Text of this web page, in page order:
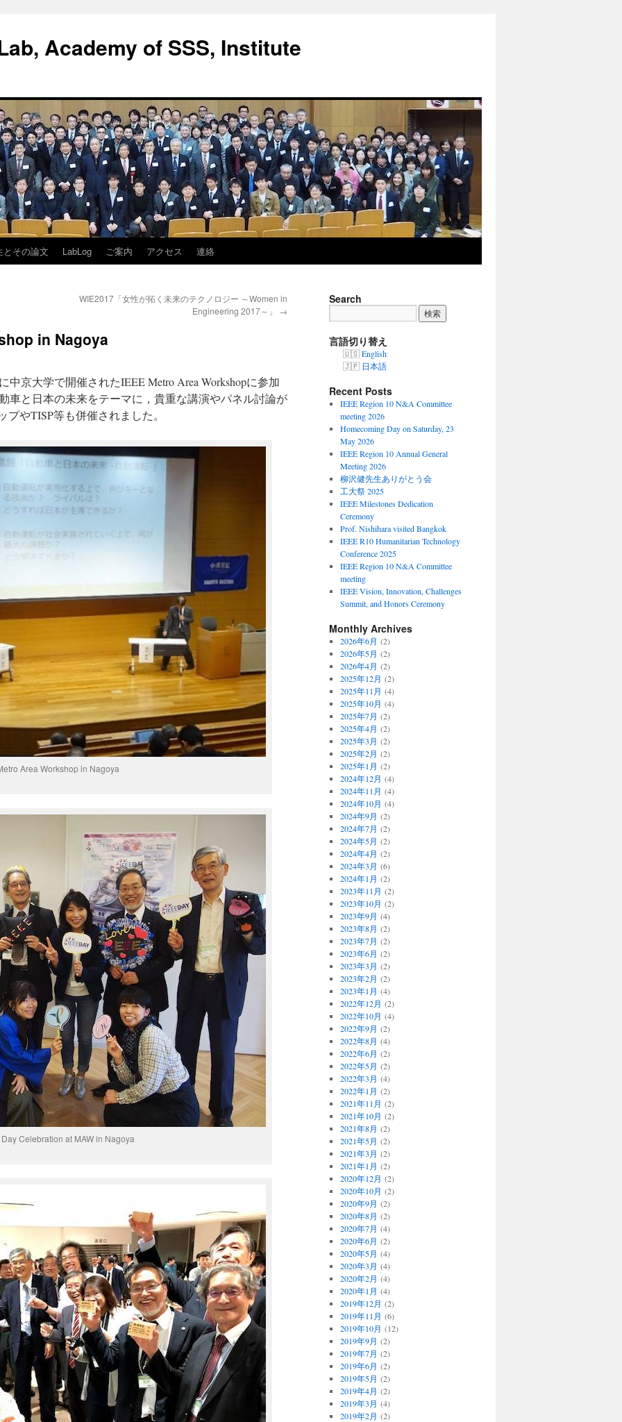
Academy of SSS, Institute
とその論文 LabLog ご案内 アクセス 連絡
WIE2017「女性が拓く未来のテクノロジー ～Women in
Engineering 2017～」 →
in Nagoya
中京大学で開催されたIEEE Metro Area Workshopに参加
車と日本の未来をテーマに，貴重な講演やパネル討論が
やTISP等も併催されました。
Area Workshop in Nagoya
Celebration at MAW in Nagoya
Search
言語切り替え
English
日本語
Recent Posts
IEEE Region 10 N&A Committee
meeting 2026
Homecoming Day on Saturday, 23
May 2026
IEEE Region 10 Annual General
Meeting 2026
柳沢健先生ありがとう会
工大祭 2025
IEEE Milestones Dedication
Ceremony
Prof. Nishihara visited Bangkok
IEEE R10 Humanitarian Technology
Conference 2025
IEEE Region 10 N&A Committee
meeting
IEEE Vision, Innovation, Challenges
Summit, and Honors Ceremony
Monthly Archives
2026年6月 (2)
2026年5月 (2)
2026年4月 (2)
2025年12月 (2)
2025年11月 (4)
2025年10月 (4)
2025年7月 (2)
2025年4月 (2)
2025年3月 (2)
2025年2月 (2)
2025年1月 (2)
2024年12月 (4)
2024年11月 (4)
2024年10月 (4)
2024年9月 (2)
2024年7月 (2)
2024年5月 (2)
2024年4月 (2)
2024年3月 (6)
2024年1月 (2)
2023年11月 (2)
2023年10月 (2)
2023年9月 (4)
2023年8月 (2)
2023年7月 (2)
2023年6月 (2)
2023年3月 (2)
2023年2月 (2)
2023年1月 (4)
2022年12月 (2)
2022年10月 (4)
2022年9月 (2)
2022年8月 (4)
2022年6月 (2)
2022年5月 (2)
2022年3月 (4)
2022年1月 (2)
2021年11月 (2)
2021年10月 (2)
2021年8月 (2)
2021年5月 (2)
2021年3月 (2)
2021年1月 (2)
2020年12月 (2)
2020年10月 (2)
2020年9月 (2)
2020年8月 (2)
2020年7月 (4)
2020年6月 (2)
2020年5月 (4)
2020年3月 (4)
2020年2月 (4)
2020年1月 (4)
2019年12月 (2)
2019年11月 (6)
2019年10月 (12)
2019年9月 (2)
2019年7月 (2)
2019年6月 (2)
2019年5月 (2)
2019年4月 (2)
2019年3月 (4)
2019年2月 (2)